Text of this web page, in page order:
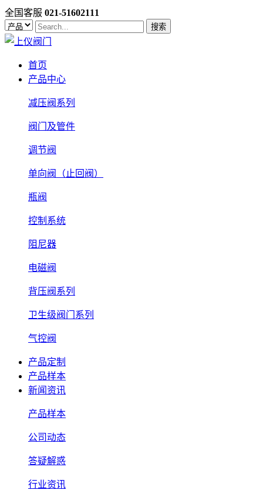
全国客服 021-51602111
搜索
首页
产品中心
减压阀系列
阀门及管件
调节阀
单向阀（止回阀）
瓶阀
控制系统
阻尼器
电磁阀
背压阀系列
卫生级阀门系列
气控阀
产品定制
产品样本
新闻资讯
产品样本
公司动态
答疑解惑
行业资讯